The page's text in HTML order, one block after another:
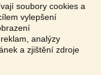
soubory cookies a
vylepšení
analýzy
a zjištění zdroje